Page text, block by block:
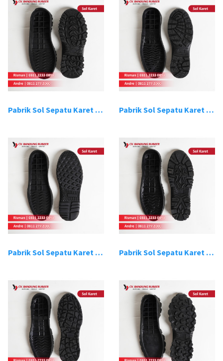
Pabrik Sol Sepatu Karet Bandung 11 Pabrik Sol Sepatu Karet Bandung 12
Pabrik Sol Sepatu Karet Bandung 13 Pabrik Sol Sepatu Karet Bandung 14